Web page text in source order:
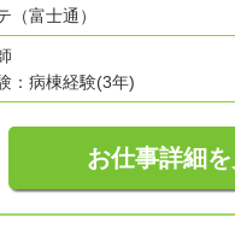
（富士通）
：病棟経験(3年)
お仕事詳細